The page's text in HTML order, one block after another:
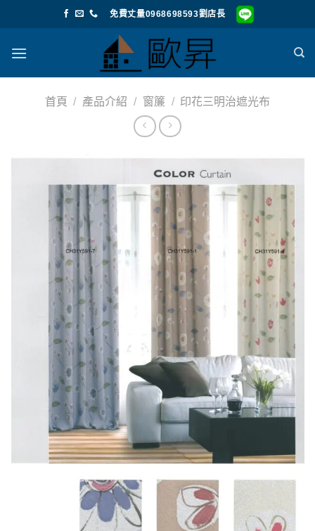
to
免費丈量0968698593劉店長
首頁 / 產品介紹 / 窗簾 / 印花三明治遮光布